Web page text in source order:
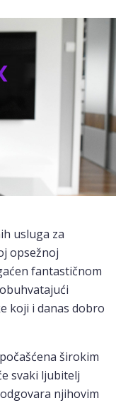
usluga za
opsežnoj
fantastičnom
koji i danas dobro
širokim
svaki ljubitelj
njihovim